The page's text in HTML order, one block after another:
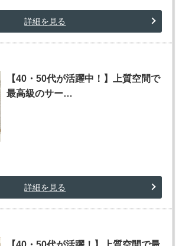
詳細を見る
【40・50代が活躍中！】上質空間で
最高級のサー…
詳細を見る